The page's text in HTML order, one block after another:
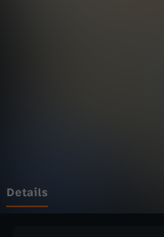
s
Details